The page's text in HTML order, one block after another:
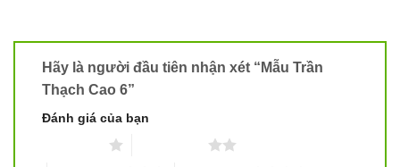
Hãy là người đầu tiên nhận xét “Mẫu Trần
Thạch Cao 6”
Đánh giá của bạn